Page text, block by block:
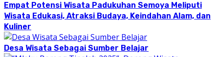
Empat Potensi Wisata Padukuhan Semoya Meliputi
Wisata Edukasi, Atraksi Budaya, Keindahan Alam, dan
Kuliner
Desa Wisata Sebagai Sumber Belajar